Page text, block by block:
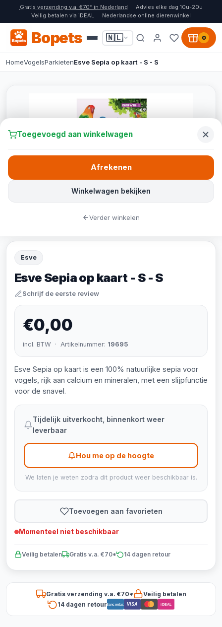
Gratis verzending v.a. €70* in Nederland
Advies elke dag 10u-20u
Veilig betalen via iDEAL
Nederlandse online dierenwinkel
Bopets 🇳🇱 0
HomeVogelsParkietenEsve Sepia op kaart - S - S
Esve
Esve Sepia op kaart - S - S
Schrijf de eerste review
€0,00
incl. BTW · Artikelnummer: 19695
Esve Sepia op kaart is een 100% natuurlijke sepia voor
vogels, rijk aan calcium en mineralen, met een slijpfunctie
voor de snavel.
Tijdelijk uitverkocht, binnenkort weer
leverbaar
Hou me op de hoogte
We laten je weten zodra dit product weer beschikbaar is.
Toevoegen aan favorieten
Momenteel niet beschikbaar
Veilig betalen Gratis v.a. €70* 14 dagen retour
Gratis verzending v.a. €70*
Veilig betalen
14 dagen retourBancontact VISA iDEAL
Toegevoegd aan winkelwagen
Winkelwagen bekijken
Afrekenen
Verder winkelen